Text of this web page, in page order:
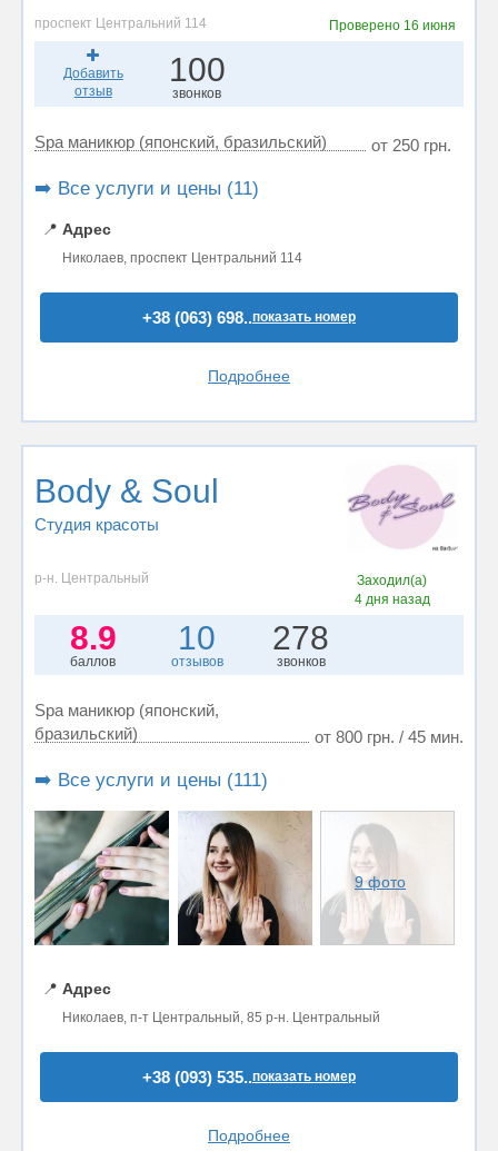
проспект Центральний 114 Проверено 16 июня
Добавить
отзыв
100
звонков
Spa маникюр (японский, бразильский) от 250 грн.
➡️ Все услуги и цены (11)
📍 Адрес
Николаев, проспект Центральний 114
+38 (063) 698..показать номер
Подробнее
Body & Soul
Студия красоты
р-н. Центральный
Заходил(а)
4 дня назад
8.9
баллов
10
отзывов
278
звонков
Spa маникюр (японский,
бразильский)
от 800 грн. / 45 мин.
➡️ Все услуги и цены (111)
9 фото
📍 Адрес
Николаев, п-т Центральный, 85 р-н. Центральный
+38 (093) 535..показать номер
Подробнее